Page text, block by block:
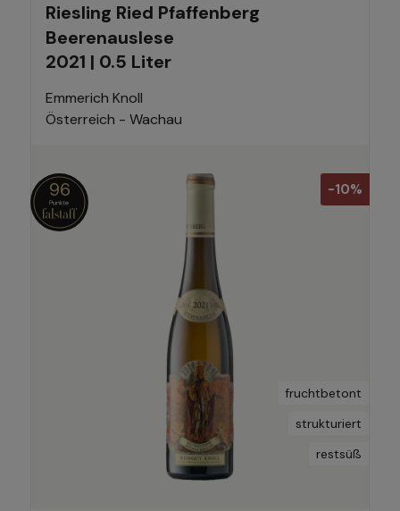
Riesling Ried Pfaffenberg
Beerenauslese
2021 | 0.5 Liter
Emmerich Knoll
Österreich - Wachau
-10%
96
fruchtbetont
strukturiert
restsüß